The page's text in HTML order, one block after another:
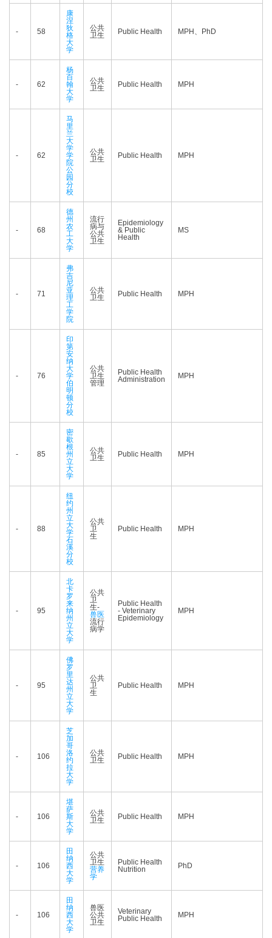
- 58
康
涅
狄
格
大
学
公共
卫生
Public Health MPH、PhD
- 62
杨
百
翰
大
学
公共
卫生
Public Health MPH
- 62
马
里
兰
大
学
学
院
公
园
分
校
公共
卫生
Public Health MPH
- 68
德
州
农
工
大
学
流行
病与
公共
卫生
Epidemiology
& Public
Health
MS
- 71
弗
吉
尼
亚
理
工
学
院
公共
卫生
Public Health MPH
- 76
印
第
安
纳
大
学
伯
明
顿
分
校
公共
卫生
管理
Public Health
Administration
MPH
- 85
密
歇
根
州
立
大
学
公共
卫生
Public Health MPH
- 88
纽
约
州
立
大
学
石
溪
分
校
公共
卫
生
Public Health MPH
- 95
北
卡
罗
来
纳
州
立
大
学
公共
卫
生-
兽医
流行
病学
Public Health
- Veterinary
Epidemiology
MPH
- 95
佛
罗
里
达
州
立
大
学
公共
卫
生
Public Health MPH
- 106
芝
加
哥
洛
约
拉
大
学
公共
卫生
Public Health MPH
- 106
堪
萨
斯
大
学
公共
卫生
Public Health MPH
- 106
田
纳
西
大
学
公共
卫生
营养
学
Public Health
Nutrition
PhD
- 106
田
纳
西
大
学
兽医
公共
卫生
Veterinary
Public Health
MPH